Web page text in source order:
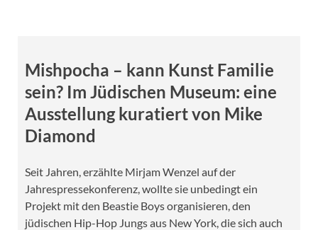
Mishpocha – kann Kunst Familie
sein? Im Jüdischen Museum: eine
Ausstellung kuratiert von Mike
Diamond
Seit Jahren, erzählte Mirjam Wenzel auf der
Jahrespressekonferenz, wollte sie unbedingt ein
Projekt mit den Beastie Boys organisieren, den
jüdischen Hip-Hop Jungs aus New York, die sich auch